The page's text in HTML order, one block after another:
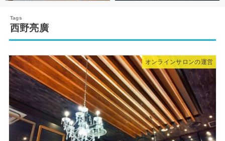
西野亮廣
オンラインサロンの運営